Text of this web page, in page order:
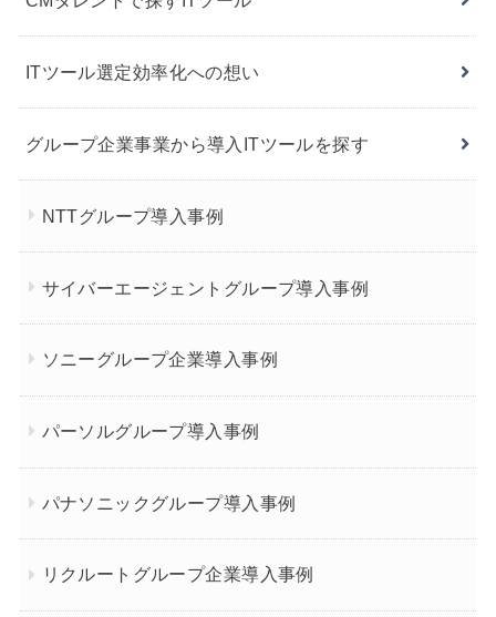
ITツール選定効率化への想い
グループ企業事業から導入ITツールを探す
NTTグループ導入事例
サイバーエージェントグループ導入事例
ソニーグループ企業導入事例
パーソルグループ導入事例
パナソニックグループ導入事例
リクルートグループ企業導入事例